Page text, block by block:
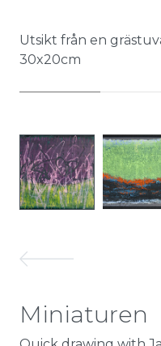
Utsikt från en
30x20cm
Miniaturen